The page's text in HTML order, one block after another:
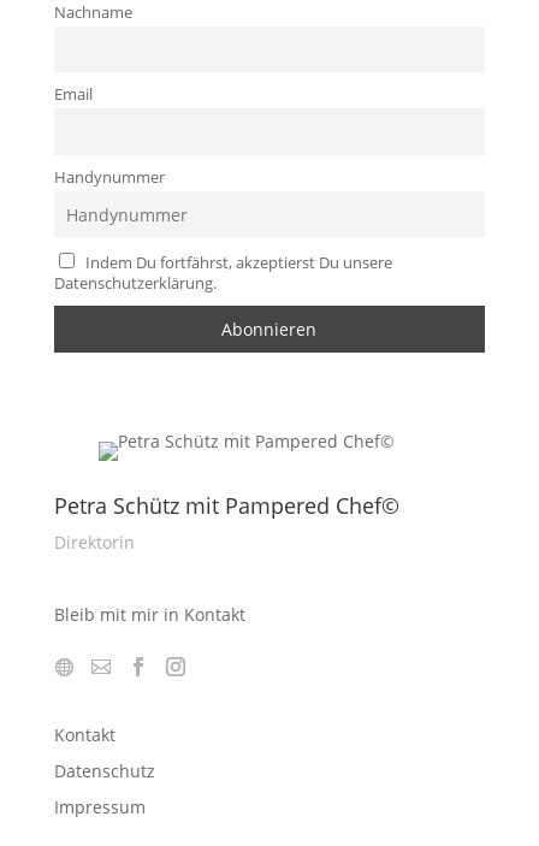
Nachname
Email
Handynummer
Indem Du fortfährst, akzeptierst Du unsere
Datenschutzerklärung.
Petra Schütz mit Pampered Chef©
Direktorin
Bleib mit mir in Kontakt
Kontakt
Datenschutz
Impressum